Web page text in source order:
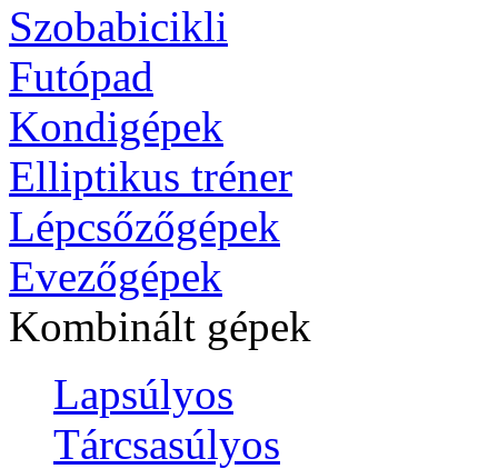
Szobabicikli
Futópad
Kondigépek
Elliptikus tréner
Lépcsőzőgépek
Evezőgépek
Kombinált gépek
Lapsúlyos
Tárcsasúlyos